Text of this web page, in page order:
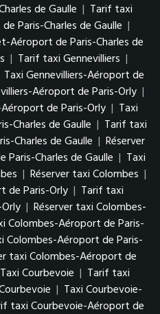
de Gaulle | Tarif taxi
Paris-Charles de Gaulle |
Aéroport de Paris-Charles de
| Tarif taxi Gennevilliers |
Taxi Gennevilliers-Aéroport de
Aéroport de Paris-Orly |
de Paris-Orly | Taxi
Charles de Gaulle | Tarif taxi
Charles de Gaulle | Réserver
Charles de Gaulle | Taxi
| Réserver taxi Colombes |
de Paris-Orly | Tarif taxi
| Réserver taxi Colombes-
Colombes-Aéroport de Paris-
Colombes-Aéroport de Paris-
taxi Colombes-Aéroport de
Taxi Courbevoie | Tarif taxi
| Taxi Courbevoie-
taxi Courbevoie-Aéroport de